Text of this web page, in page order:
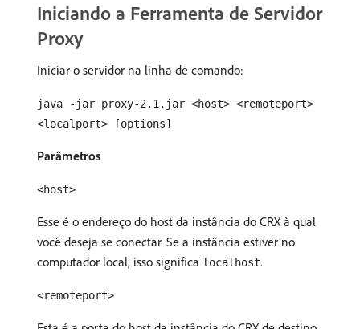
Iniciando a Ferramenta de Servidor
Proxy
Iniciar o servidor na linha de comando:
java -jar proxy-2.1.jar <host> <remoteport>
<localport> [options]
Parâmetros
<host>
Esse é o endereço do host da instância do CRX à qual
você deseja se conectar. Se a instância estiver no
computador local, isso significa localhost.
<remoteport>